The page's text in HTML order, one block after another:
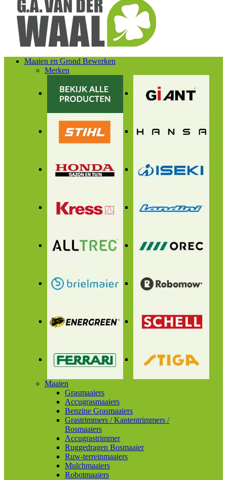
Maaien en Grond Bewerken
Merken
Maaien
Grasmaaiers
Accugrasmaaiers
Benzine Grasmaaiers
Grastrimmers / Kantentrimmers /
Bosmaaiers
Accugrastrimmer
Ruggedragen Bosmaaier
Ruw-terreinmaaiers
Mulchmaaiers
Robotmaaiers